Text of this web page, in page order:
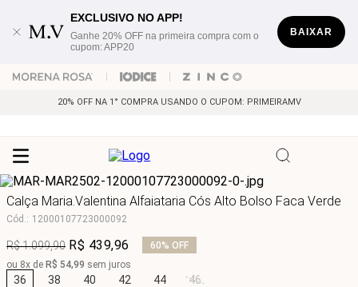
EXCLUSIVO NO APP!
Ganhe 20% OFF na primeira compra com o
cupom: APP20
BAIXAR
20% OFF NA 1° COMPRA USANDO O CUPOM: PRIMEIRAMV
Calça Maria.Valentina Alfaiataria Cós Alto Bolso Faca Verde
Cód.: 12000107723000092
R$1.099,90 R$ 439,96 60% OFF
ou 8x de R$ 54,99 sem juros
36 38 40 42 44 46